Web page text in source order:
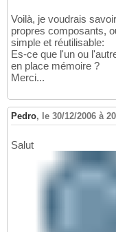
Voilà, je voudrais
propres composants,
simple et réutilisable:
Es-ce que l'un ou
en place mémoire ?
Merci...
Pedro, le 30/12/2006 à
Salut